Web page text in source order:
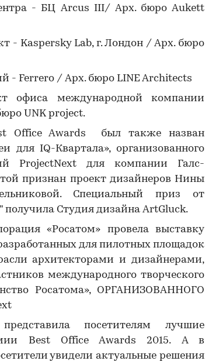
- БЦ Arcus III/ Арх. бюро Aukett
- Kaspersky Lab, г. Лондон / Арх. бюро
- Ferrero / Арх. бюро LINE Architects
офиса международной компании
UNK project.
Office Awards был также назван
для IQ-Квартала», организованного
ProjectNext для компании Галс-
признан проект дизайнеров Нины
Специальный приз от
получила Студия дизайна ArtGluck.
«Росатом» провела выставку
для пилотных площадок
архитекторами и дизайнерами,
международного творческого
Росатома», ОРГАНИЗОВАННОГО
посетителям лучшие
Best Office Awards 2015. А в
увидели актуальные решения